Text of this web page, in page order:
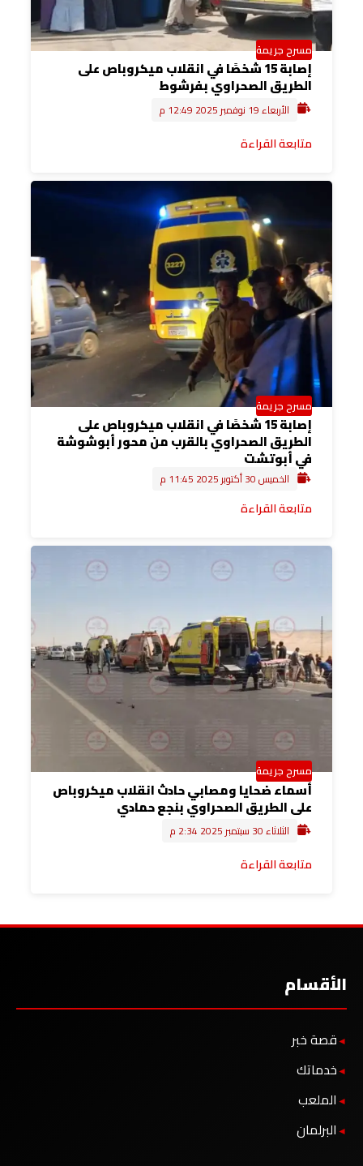
مسرح جريمة
إصابة 15 شخصًا في انقلاب ميكروباص على
الطريق الصحراوي بفرشوط
الأربعاء 19 نوفمبر 2025 12:49 م
متابعة القراءة
مسرح جريمة
إصابة 15 شخصًا في انقلاب ميكروباص على
الطريق الصحراوي بالقرب من محور أبوشوشة
في أبوتشت
الخميس 30 أكتوبر 2025 11:45 م
متابعة القراءة
مسرح جريمة
أسماء ضحايا ومصابي حادث انقلاب ميكروباص
على الطريق الصحراوي بنجع حمادي
الثلاثاء 30 سبتمبر 2025 2:34 م
متابعة القراءة
الأقسام
قصة خبر
خدماتك
الملعب
البرلمان